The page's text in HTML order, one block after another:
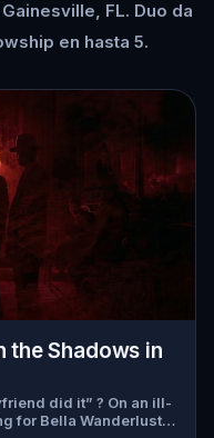
FL. Duo da
en hasta 5.
the Shadows in
did it” ? On an ill-
for Bella Wanderlust